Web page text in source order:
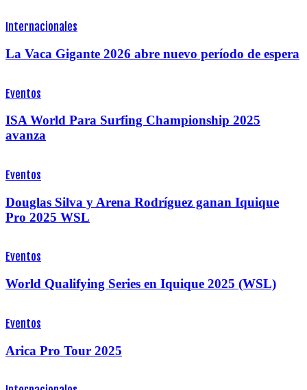
Internacionales
La Vaca Gigante 2026 abre nuevo período de espera
Eventos
ISA World Para Surfing Championship 2025
avanza
Eventos
Douglas Silva y Arena Rodríguez ganan Iquique
Pro 2025 WSL
Eventos
World Qualifying Series en Iquique 2025 (WSL)
Eventos
Arica Pro Tour 2025